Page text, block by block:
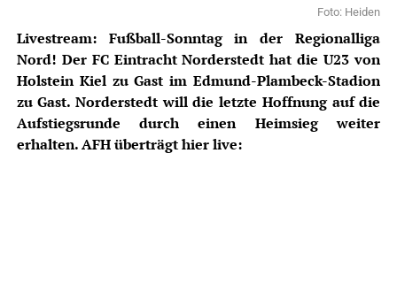
Foto: Heiden
Livestream: Fußball-Sonntag in der Regionalliga
Nord! Der FC Eintracht Norderstedt hat die U23 von
Holstein Kiel zu Gast im Edmund-Plambeck-Stadion
zu Gast. Norderstedt will die letzte Hoffnung auf die
Aufstiegsrunde durch einen Heimsieg weiter
erhalten. AFH überträgt hier live: